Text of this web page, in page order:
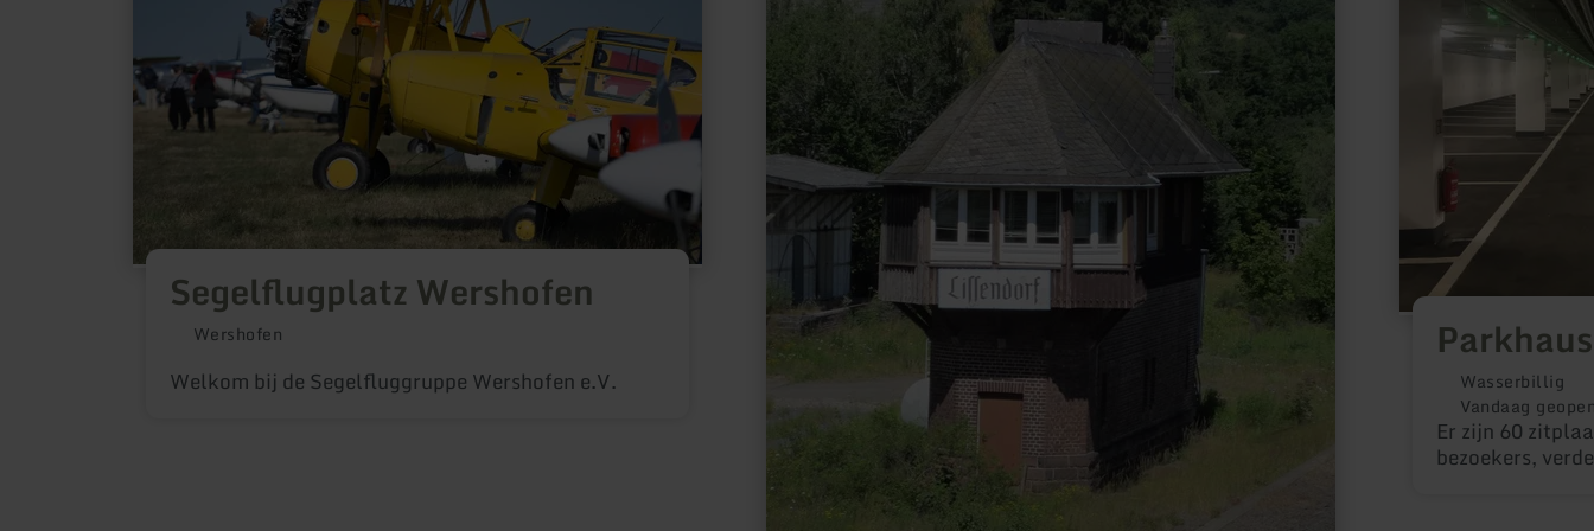
Segelflugplatz Wershofen
Wershofen
Welkom bij de Segelfluggruppe Wershofen e.V.
Wasserbillig
Vandaag
Er zijn 60
bezoekers,